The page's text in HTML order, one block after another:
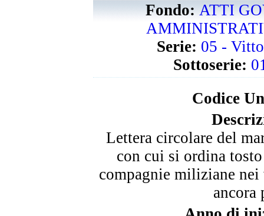
Fondo:ATTI
Serie: 05 -
Sottoserie:
Codice
Lettera circolare del
con cui si ordina
compagnie miliziane
ancora